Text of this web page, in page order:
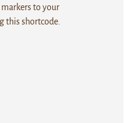
markers to your
this shortcode.